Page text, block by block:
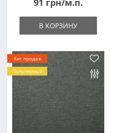
91 грн/м.п.
В КОРЗИНУ
Хит продаж
Популярный